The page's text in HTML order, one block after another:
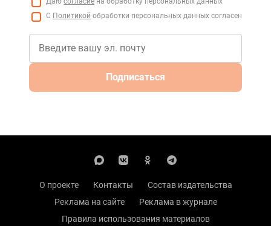
С Политикой обработки персональных данных согласен
Подписаться
О проекте Контакты
Состав издательства
Реклама на сайте
Реклама в журнале
Правила использования материалов